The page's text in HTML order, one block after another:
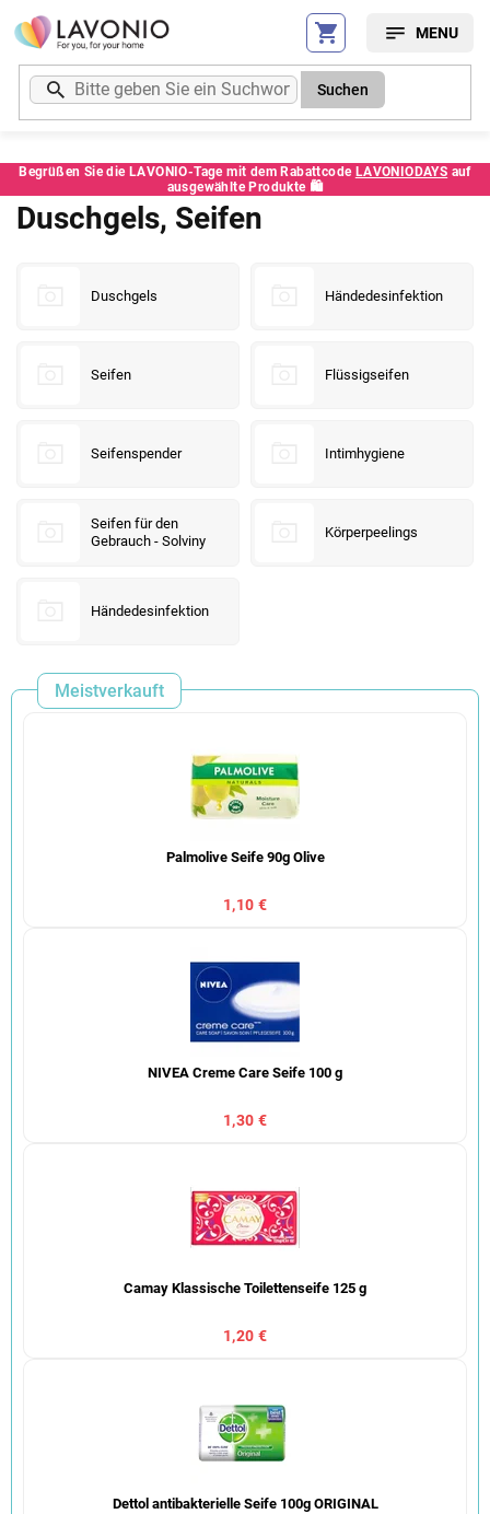
Zum
Inhalt
springen
Begrüßen Sie die LAVONIO-Tage mit dem Rabattcode LAVONIODAYS auf
ausgewählte Produkte 🛍️
Suchen
Duschgels, Seifen
Duschgels Händedesinfektion
Seifen Flüssigseifen
Seifenspender Intimhygiene
Seifen für den
Gebrauch - Solviny
Körperpeelings
Händedesinfektion
Meistverkauft
Palmolive Seife 90g Olive
1,10 €
NIVEA Creme Care Seife 100 g
1,30 €
Camay Klassische Toilettenseife 125 g
1,20 €
Dettol antibakterielle Seife 100g ORIGINAL